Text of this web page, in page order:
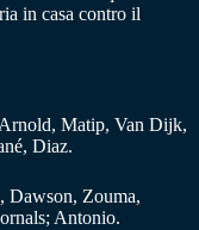
in casa contro il
Matip, Van Dijk,
Diaz.
Dawson, Zouma,
Antonio.